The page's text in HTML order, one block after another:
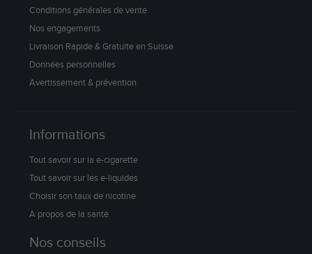
Conditions générales de vente
Nos engagements
Livraison Rapide & Gratuite en Suisse
Données personnelles
Avertissement & prévention
Informations
Tout savoir sur la e-cigarette
Tout savoir sur les e-liquides
Choisir son taux de nicotine
A propos de la santé
Nos conseils